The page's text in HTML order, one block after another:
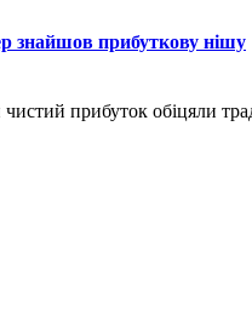
знайшов прибуткову нішу
прибуток обіцяли